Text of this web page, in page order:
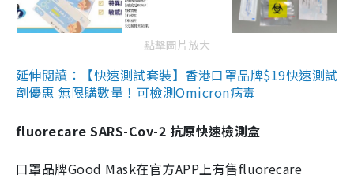
點擊圖片放大
延伸閱讀：【快速測試套裝】香港口罩品牌$19快速測試
劑優惠 無限購數量！可檢測Omicron病毒
fluorecare SARS-Cov-2 抗原快速檢測盒
口罩品牌Good Mask在官方APP上有售fluorecare